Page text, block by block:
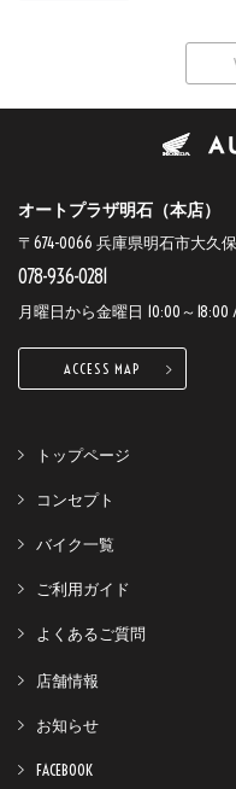
オートプラザ明石（本店）
〒674-0066 兵庫県明石市大久
078-936-0281
月曜日から金曜日 10:00～18:00
ACCESS MAP
トップページ
コンセプト
バイク一覧
ご利用ガイド
よくあるご質問
店舗情報
お知らせ
FACEBOOK